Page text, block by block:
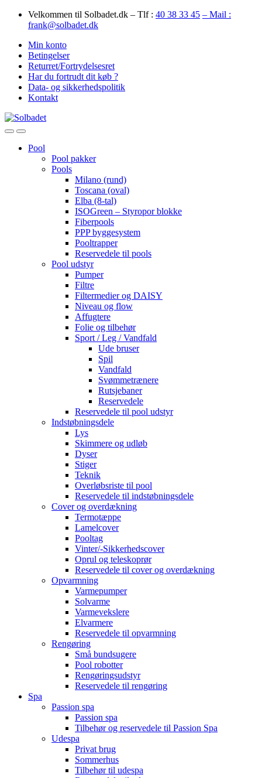
Skip
Skip
Velkommen til Solbadet.dk – Tlf : 40 38 33 45 – Mail :
frank@solbadet.dk
Min konto
Betingelser
Returret/Fortrydelsesret
Har du fortrudt dit køb ?
Data- og sikkerhedspolitik
Kontakt
OpenClose
Pool
Pool pakker
Pools
Milano (rund)
Toscana (oval)
Elba (8-tal)
ISOGreen – Styropor blokke
Fiberpools
PPP byggesystem
Pooltrapper
Reservedele til pools
Pool udstyr
Pumper
Filtre
Filtermedier og DAISY
Niveau og flow
Affugtere
Folie og tilbehør
Sport / Leg / Vandfald
Ude bruser
Spil
Vandfald
Svømmetrænere
Rutsjebaner
Reservedele
Reservedele til pool udstyr
Indstøbningsdele
Lys
Skimmere og udløb
Dyser
Stiger
Teknik
Overløbsriste til pool
Reservedele til indstøbningsdele
Cover og overdækning
Termotæppe
Lamelcover
Pooltag
Vinter/-Sikkerhedscover
Oprul og teleskoprør
Reservedele til cover og overdækning
Opvarmning
Varmepumper
Solvarme
Varmevekslere
Elvarmere
Reservedele til opvarmning
Rengøring
Små bundsugere
Pool robotter
Rengøringsudstyr
Reservedele til rengøring
Spa
Passion spa
Passion spa
Tilbehør og reservedele til Passion Spa
Udespa
Privat brug
Sommerhus
Tilbehør til udespa